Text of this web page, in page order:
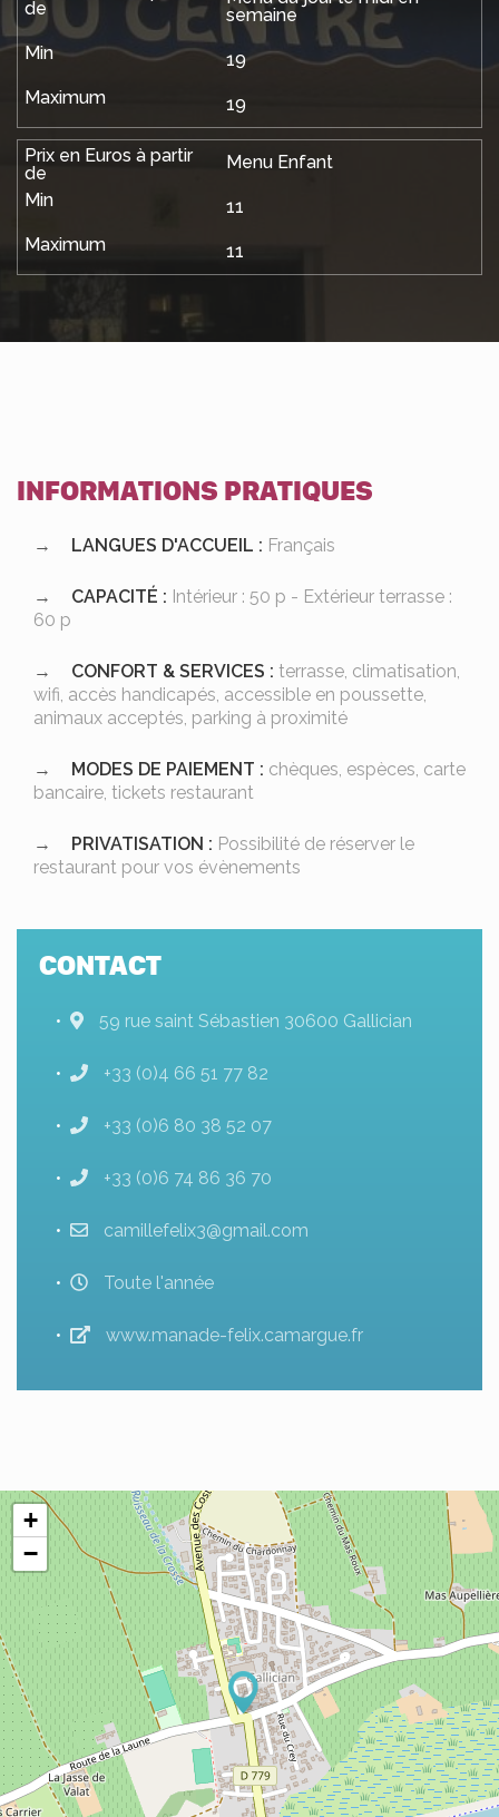
semaine
19
19
Menu Enfant
11
11
INFORMATIONS PRATIQUES
LANGUES D'ACCUEIL : Français
CAPACITÉ : Intérieur : 50 p - Extérieur terrasse :
60 p
CONFORT & SERVICES : terrasse, climatisation,
wifi, accès handicapés, accessible en poussette,
animaux acceptés, parking à proximité
MODES DE PAIEMENT : chèques, espèces, carte
bancaire, tickets restaurant
PRIVATISATION : Possibilité de réserver le
restaurant pour vos évènements
CONTACT
59 rue saint Sébastien 30600 Gallician
+33 (0)4 66 51 77 82
+33 (0)6 80 38 52 07
+33 (0)6 74 86 36 70
camillefelix3@gmail.com
Toute l'année
www.manade-felix.camargue.fr
+
−